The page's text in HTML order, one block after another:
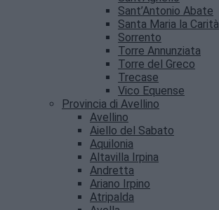
Sant’Antonio Abate
Santa Maria la Carità
Sorrento
Torre Annunziata
Torre del Greco
Trecase
Vico Equense
Provincia di Avellino
Avellino
Aiello del Sabato
Aquilonia
Altavilla Irpina
Andretta
Ariano Irpino
Atripalda